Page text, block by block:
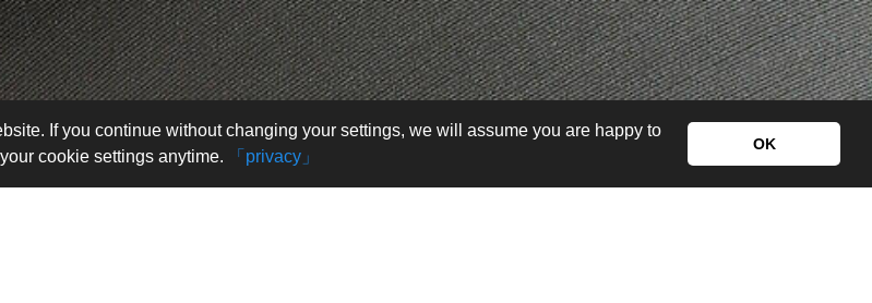
If you continue without changing your settings, we will assume you are happy to
cookie settings anytime.
「privacy」
OK